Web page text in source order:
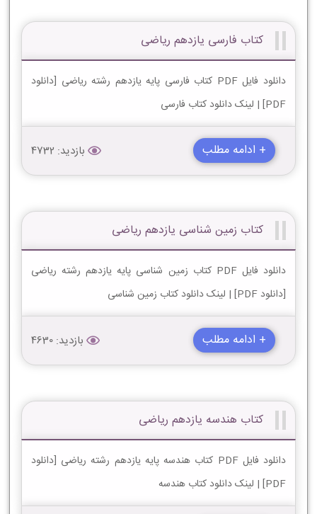
کتاب فارسی یازدهم ریاضی
دانلود فایل PDF کتاب فارسی پایه یازدهم رشته ریاضی [دانلود
PDF] | لینک دانلود کتاب فارسی
+ ادامه مطلب بازدید: 4732
کتاب زمین شناسی یازدهم ریاضی
دانلود فایل PDF کتاب زمین شناسی پایه یازدهم رشته ریاضی
[دانلود PDF] | لینک دانلود کتاب زمین شناسی
+ ادامه مطلب بازدید: 4630
کتاب هندسه یازدهم ریاضی
دانلود فایل PDF کتاب هندسه پایه یازدهم رشته ریاضی [دانلود
PDF] | لینک دانلود کتاب هندسه